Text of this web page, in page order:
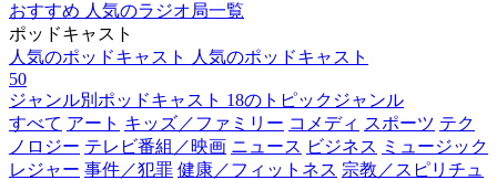
おすすめ 人気のラジオ局一覧
ポッドキャスト
人気のポッドキャスト
人気のポッドキャスト
50
ジャンル別ポッドキャスト 18のトピックジャンル
すべて アート キッズ／ファミリー コメディ スポーツ テク
ノロジー テレビ番組／映画 ニュース ビジネス ミュージック
レジャー 事件／犯罪 健康／フィットネス 宗教／スピリチュ